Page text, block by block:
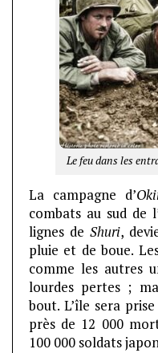
Le feu dans les
La campagne d’
combats au sud de
lignes deShuri,
pluie et de boue.
comme les autres
lourdes pertes ;
bout. L’île sera
près de 12 000
100 000 soldats